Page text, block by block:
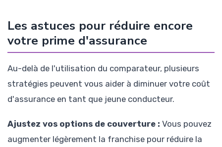
Les astuces pour réduire encore
votre prime d'assurance
Au-delà de l'utilisation du comparateur, plusieurs
stratégies peuvent vous aider à diminuer votre coût
d'assurance en tant que jeune conducteur.
Ajustez vos options de couverture : Vous pouvez
augmenter légèrement la franchise pour réduire la